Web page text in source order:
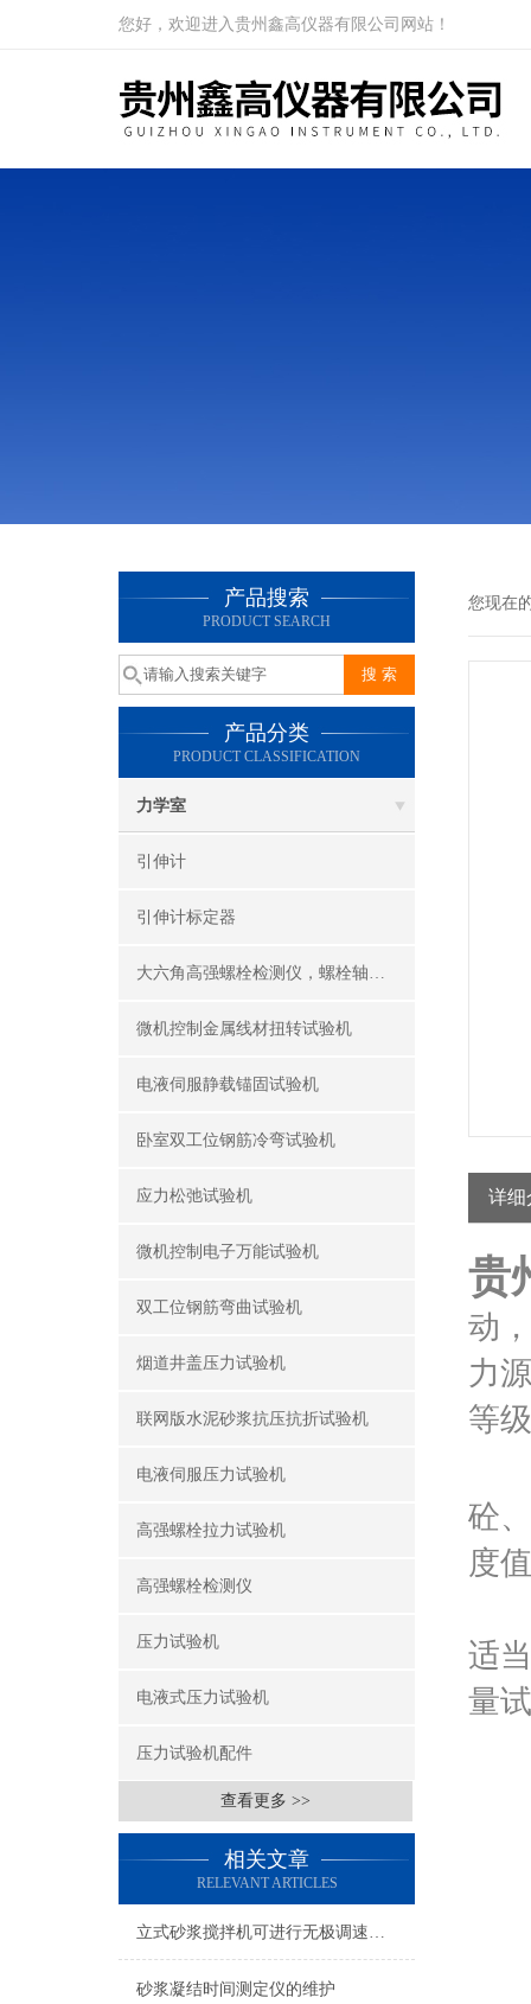
您好，欢迎进入贵州鑫高仪器有限公司网站！
产品搜索
PRODUCT SEARCH
产品分类
PRODUCT CLASSIFICATION
力学室
引伸计
引伸计标定器
大六角高强螺栓检测仪，螺栓轴力计，抗滑移系数检测仪
微机控制金属线材扭转试验机
电液伺服静载锚固试验机
卧室双工位钢筋冷弯试验机
应力松弛试验机
微机控制电子万能试验机
双工位钢筋弯曲试验机
烟道井盖压力试验机
联网版水泥砂浆抗压抗折试验机
电液伺服压力试验机
高强螺栓拉力试验机
高强螺栓检测仪
压力试验机
电液式压力试验机
压力试验机配件
查看更多 >>
相关文章
RELEVANT ARTICLES
立式砂浆搅拌机可进行无极调速生产速度
砂浆凝结时间测定仪的维护
您现在
详细
贵
动
力
等
砼
度
适
量